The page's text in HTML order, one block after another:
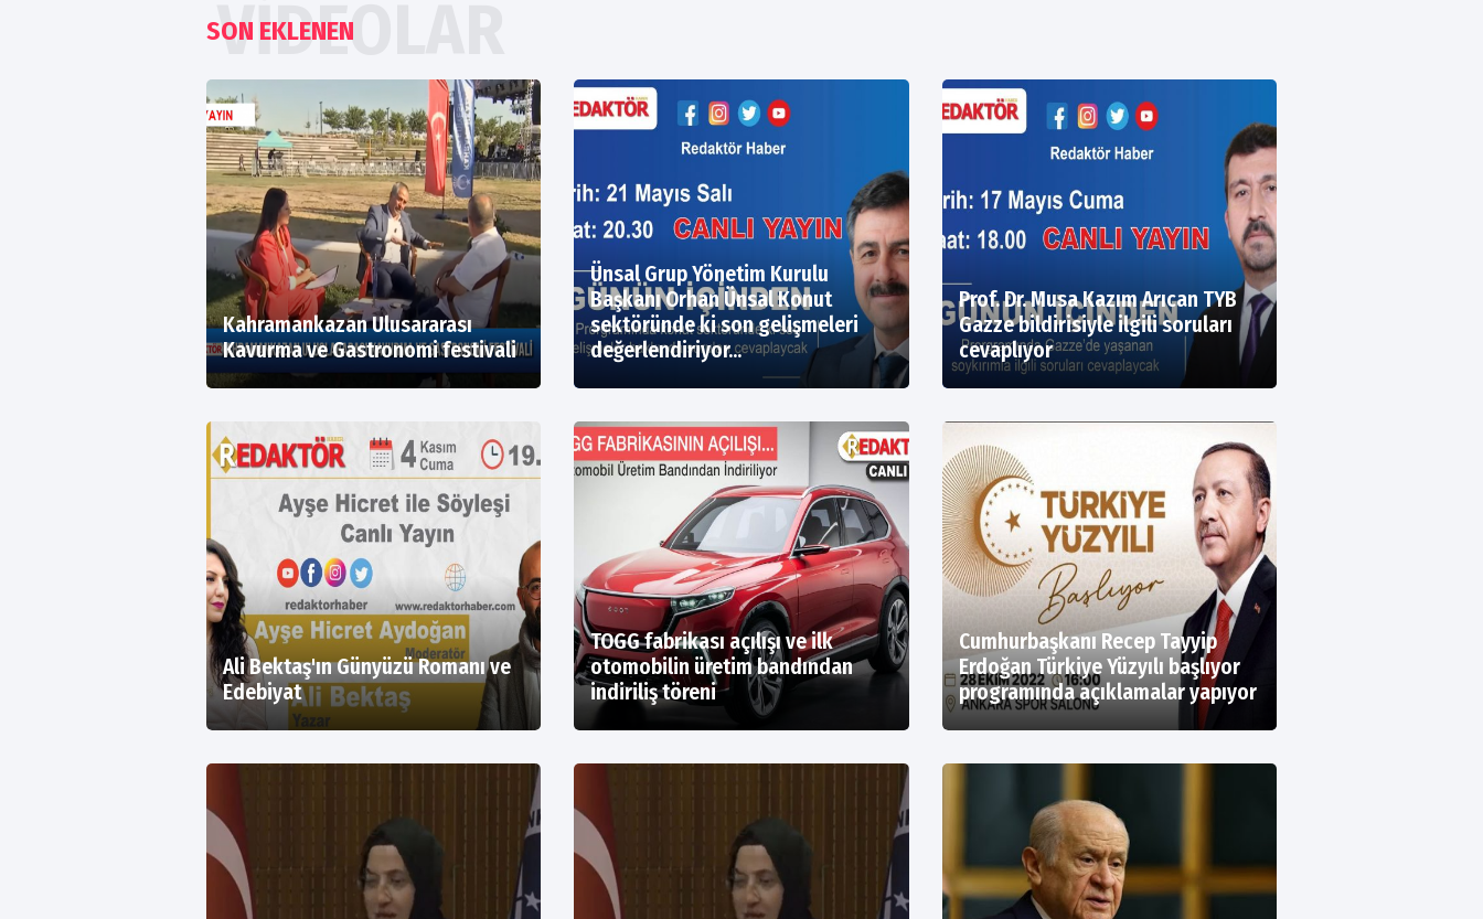
SON EKLENEN
VIDEOLAR
Kahramankazan Ulusararası
Kavurma ve Gastronomi festivali
Ünsal Grup Yönetim Kurulu
Başkanı Orhan Ünsal Konut
sektöründe ki son gelişmeleri
değerlendiriyor...
Prof. Dr. Musa Kazım Arıcan TYB
Gazze bildirisiyle ilgili soruları
cevaplıyor
Ali Bektaş'ın Günyüzü Romanı ve
Edebiyat
TOGG fabrikası açılışı ve ilk
otomobilin üretim bandından
indiriliş töreni
Cumhurbaşkanı Recep Tayyip
Erdoğan Türkiye Yüzyılı başlıyor
programında açıklamalar yapıyor